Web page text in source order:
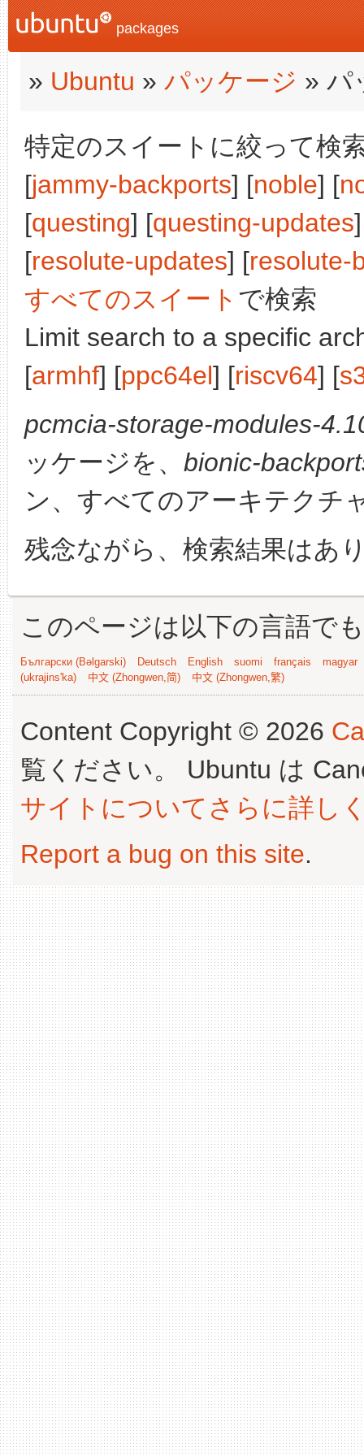
packages
» Ubuntu » パッケージ » パ
特定のスイートに絞って検
[jammy-backports] [noble] [
[questing] [questing-updates
[resolute-updates] [resolute-
すべてのスイート で検索
Limit search to a specific
[armhf] [ppc64el] [riscv64] [
pcmcia-storage-modules-
ッケージを、 bionic-
ン、すべてのアーキテクチ
残念ながら、検索結果はあ
このページは以下の言語で
Български (Bəlgarski) Deutsch English suomi français
magyar
(ukrajins'ka)
中文 (Zhongwen,简) 中文 (Zhongwen,繁)
Content Copyright © 2026
覧ください。 Ubuntu は
サイトについてさらに詳し
Report a bug on this site.